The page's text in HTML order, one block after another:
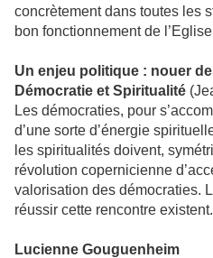
concrètement dans toutes les
bon fonctionnement de
Un enjeu politique : nouer
Démocratie et Spiritualité
Les démocraties, pour
d’une sorte d’énergie
les spiritualités doivent,
révolution copernicienne
valorisation des démocraties.
réussir cette rencontre existent.
Lucienne Gouguenheim